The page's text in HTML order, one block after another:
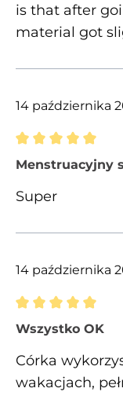
is that after
material got
14 października
Recenzja z
Menstruacyjny
Super
14 października
Recenzja z
Wszystko OK
Córka
wakacjach,